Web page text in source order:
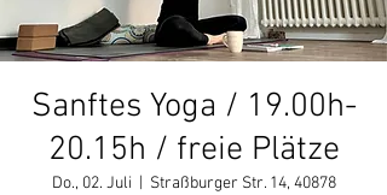
Sanftes Yoga / 19.00h-
20.15h / freie Plätze
Do., 02. Juli
Straßburger Str. 14, 40878